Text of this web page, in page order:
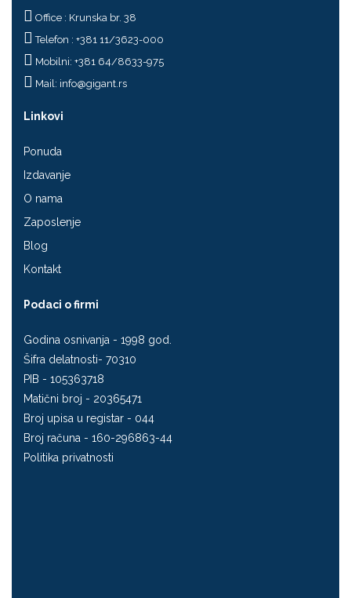
Office : Krunska br. 38
Telefon : +381 11/3623-000
Mobilni: +381 64/8633-975
Mail: info@gigant.rs
Linkovi
Ponuda
Izdavanje
O nama
Zaposlenje
Blog
Kontakt
Podaci o firmi
Godina osnivanja - 1998 god.
Šifra delatnosti- 70310
PIB - 105363718
Matični broj - 20365471
Broj upisa u registar - 044
Broj računa - 160-296863-44
Politika privatnosti